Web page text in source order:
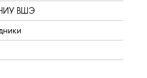
НИУ ВШЭ